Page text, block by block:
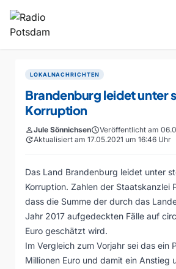
LOKALNACHRICHTEN
Brandenburg leidet unter
Korruption
personJule SönnichsenscheduleVeröffentlicht am
updateAktualisiert am 17.05.2021 um 16:46 Uhr
Das Land Brandenburg leidet unter
Korruption. Zahlen der Staatskanzlei
dass die Summe der durch das
Jahr 2017 aufgedeckten Fälle auf
Euro geschätzt wird.
Im Vergleich zum Vorjahr sei das ein
Millionen Euro und damit ein Anstieg